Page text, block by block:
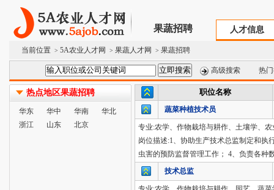
果蔬招聘 人才信息
当前位置 > 5A农业人才网 > 果蔬人才网 > 果蔬招聘
高级搜索 热
热点地区果蔬招聘
华东 华中 华南
华北
浙江
山东 北京
职位名称
蔬菜种植技术员
专业:农学、作物栽培与耕作、土壤学
岗位描述:1、协助生产技术总监制定和执
虫害的预防监督管理工作； 4、负责各种
技术总监